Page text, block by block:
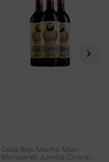
Casa Rojo Macho Man
Monastrell Jumilla Crianza